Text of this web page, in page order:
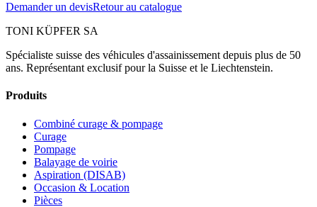
Demander un devisRetour au catalogue
TONI KÜPFER SA
Spécialiste suisse des véhicules d'assainissement depuis plus de 50
ans. Représentant exclusif pour la Suisse et le Liechtenstein.
Produits
Combiné curage & pompage
Curage
Pompage
Balayage de voirie
Aspiration (DISAB)
Occasion & Location
Pièces